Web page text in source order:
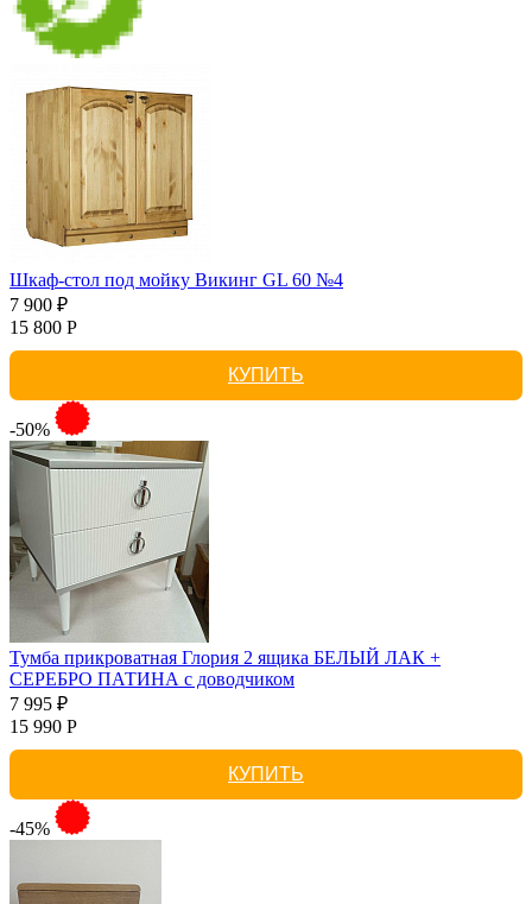
Шкаф-стол под мойку Викинг GL 60 №4
7 900 ₽
15 800 Р
КУПИТЬ
-50%
Тумба прикроватная Глория 2 ящика БЕЛЫЙ ЛАК +
СЕРЕБРО ПАТИНА с доводчиком
7 995 ₽
15 990 Р
КУПИТЬ
-45%